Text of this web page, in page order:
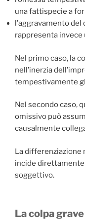
una fattispecie a
l’aggravamento
rappresenta
Nel primo caso, la
nell’inerzia
tempestivamente
Nel secondo caso,
omissivo può
causalmente
La differenziazione
incide direttamente
soggettivo.
La colpa